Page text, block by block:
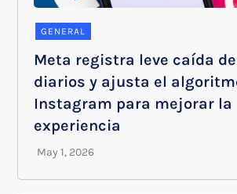
GENERAL
Meta registra leve caída
diarios y ajusta el
Instagram para mejorar la
experiencia